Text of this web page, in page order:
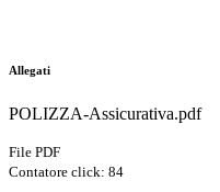
Allegati
POLIZZA-Assicurativa.pdf
File PDF
Contatore click: 84